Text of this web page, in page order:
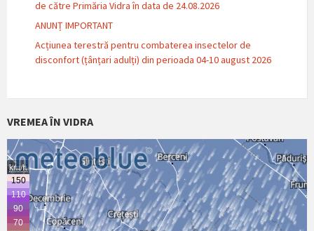
de către Primăria Vidra în data de 24.08.2026
ANUNȚ IMPORTANT
Acțiunea terestră pentru combaterea insectelor de
disconfort (țânțari adulți) din perioada 04-10 august 2026
VREMEA ÎN VIDRA